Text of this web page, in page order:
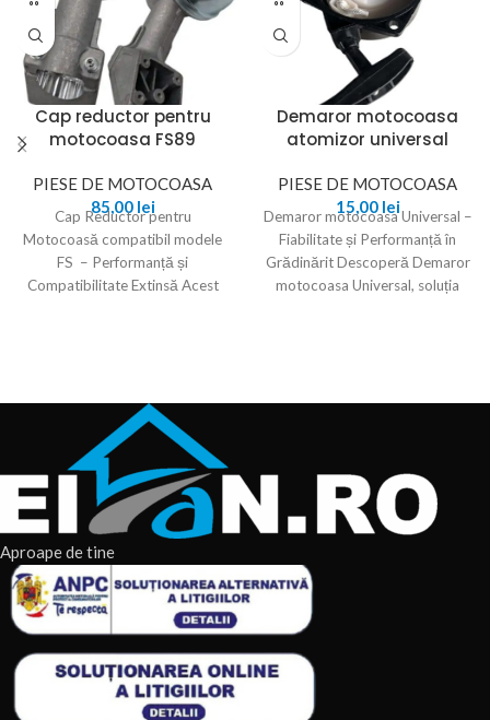
Cap reductor pentru
motocoasa FS89
PIESE DE MOTOCOASA
85,00 lei
Cap Reductor pentru
Motocoasă compatibil modele
FS – Performanță și
Compatibilitate Extinsă Acest
Demaror motocoasa
atomizor universal
PIESE DE MOTOCOASA
15,00 lei
Demaror motocoasa Universal –
Fiabilitate și Performanță în
Grădinărit Descoperă Demaror
motocoasa Universal, soluția
Aproape de tine